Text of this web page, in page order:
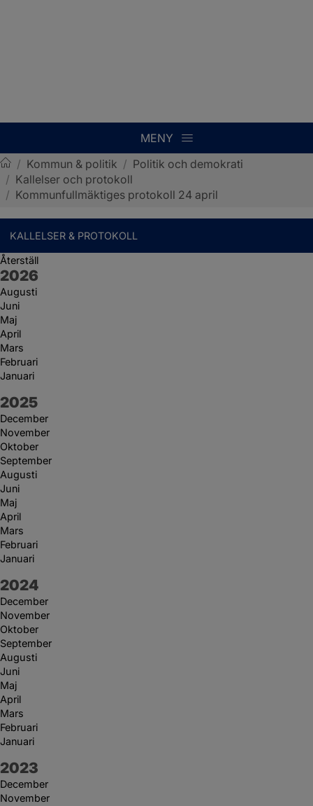
MENY
Sotenäs kommun
/ Kommun & politik / Politik och demokrati
/ Kallelser och protokoll
/ Kommunfullmäktiges protokoll 24 april
KALLELSER & PROTOKOLL
Återställ
År:
2026
Augusti
Juni
Maj
April
Mars
Februari
Januari
År:
2025
December
November
Oktober
September
Augusti
Juni
Maj
April
Mars
Februari
Januari
År:
2024
December
November
Oktober
September
Augusti
Juni
Maj
April
Mars
Februari
Januari
År:
2023
December
November